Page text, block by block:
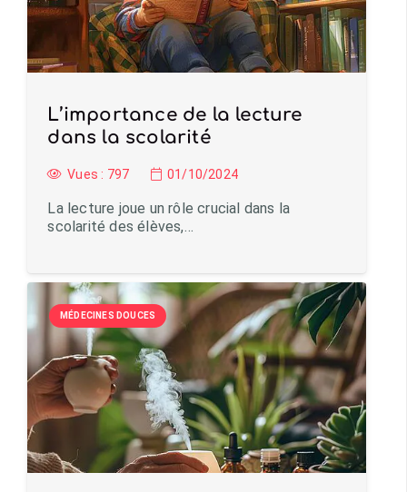
L’importance de la lecture
dans la scolarité
Vues : 797 01/10/2024
La lecture joue un rôle crucial dans la
scolarité des élèves,…
MÉDECINES DOUCES